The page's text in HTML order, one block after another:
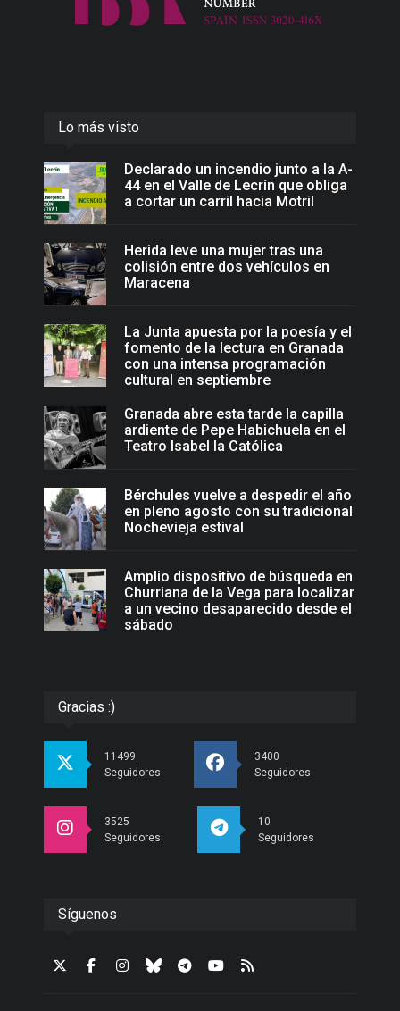
Lo más visto
Declarado un incendio junto a la A-
44 en el Valle de Lecrín que obliga
a cortar un carril hacia Motril
Herida leve una mujer tras una
colisión entre dos vehículos en
Maracena
La Junta apuesta por la poesía y el
fomento de la lectura en Granada
con una intensa programación
cultural en septiembre
Granada abre esta tarde la capilla
ardiente de Pepe Habichuela en el
Teatro Isabel la Católica
Bérchules vuelve a despedir el año
en pleno agosto con su tradicional
Nochevieja estival
Amplio dispositivo de búsqueda en
Churriana de la Vega para localizar
a un vecino desaparecido desde el
sábado
Gracias :)
11499
Seguidores
3400
Seguidores
3525
Seguidores
10
Seguidores
Síguenos